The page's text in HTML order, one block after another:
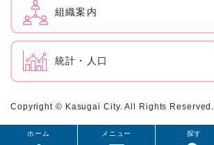
メニュー
ホーム 探す
組織案内
統計・人口
Copyright © Kasugai City. All Rights Reserved.